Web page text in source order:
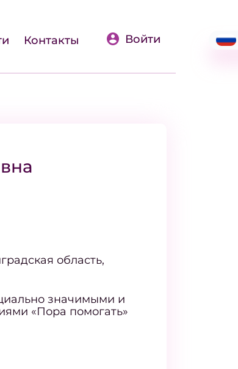
Контакты Войти
область,
значимыми и
«Пора помогать»